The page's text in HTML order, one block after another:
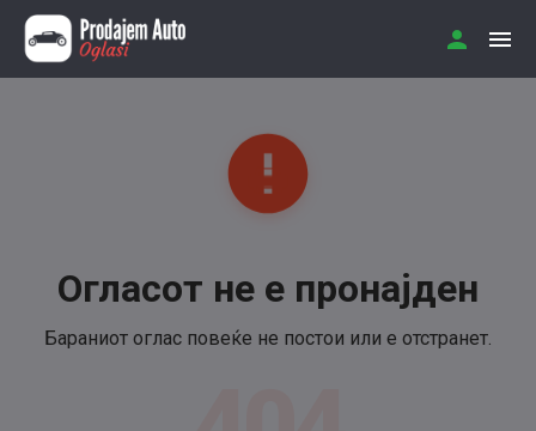
Огласот не е пронајден
Бараниот оглас повеќе не постои или е отстранет.